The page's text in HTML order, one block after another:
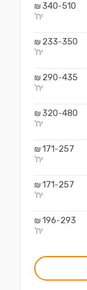
340-510
₪
יח'
233-350
₪
יח'
290-435
₪
יח'
320-480
₪
יח'
171-257
₪
יח'
171-257
₪
יח'
196-293
₪
יח'